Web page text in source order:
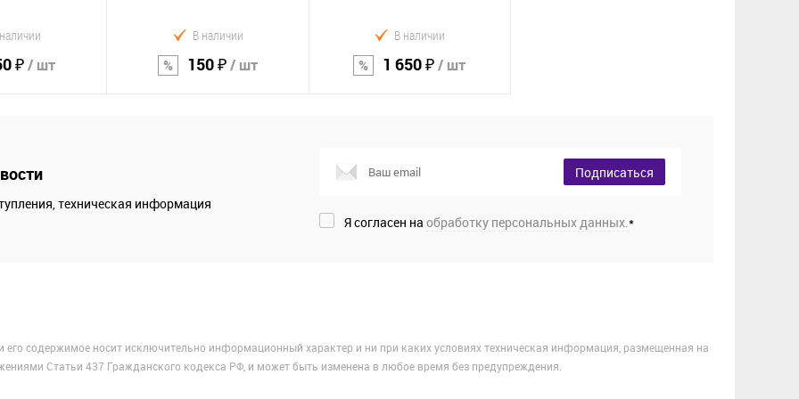
₽/ шт
В наличии
150 ₽/ шт
В избранное
В наличии
1 650 ₽/ шт
техническая информация
Подписаться
Я согласен на обработку персональных данных. *
содержимое носит исключительно информационный характер и ни при каких условиях техническая информация, размещенная на
Статьи 437 Гражданского кодекса РФ, и может быть изменена в любое время без предупреждения.